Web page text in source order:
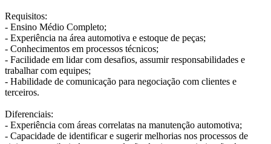
Requisitos:
- Ensino Médio Completo;
- Experiência na área automotiva e estoque de peças;
- Conhecimentos em processos técnicos;
- Facilidade em lidar com desafios, assumir responsabilidades e
trabalhar com equipes;
- Habilidade de comunicação para negociação com clientes e
terceiros.
Diferenciais:
- Experiência com áreas correlatas na manutenção automotiva;
- Capacidade de identificar e sugerir melhorias nos processos de